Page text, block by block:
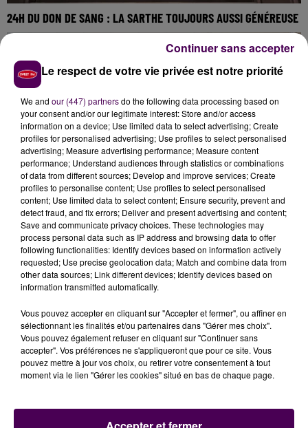
24H DU DON DE SANG : LA SARTHE TOUJOURS AUSSI GÉNÉREUSE
LES 24 HEURES DU DON DE SANG, LES 10 ANS !
SWEET FM VIENT À VOTRE RENCONTRE À BOURGES !
Le respect de votre vie privée est notre priorité
We and our (447) partnersdo the following data processing based on
your consent and/or our legitimate interest: Store and/or access
information on a device; Use limited data to select advertising; Create
profiles for personalised advertising; Use profiles to select personalised
advertising; Measure advertising performance; Measure content
performance; Understand audiences through statistics or combinations
of data from different sources; Develop and improve services; Create
profiles to personalise content; Use profiles to select personalised
content; Use limited data to select content; Ensure security, prevent and
detect fraud, and fix errors; Deliver and present advertising and content;
Save and communicate privacy choices. These technologies may
process personal data such as IP address and browsing data to offer
following functionalities: Identify devices based on information actively
requested; Use precise geolocation data; Match and combine data from
other data sources; Link different devices; Identify devices based on
information transmitted automatically.
Vous pouvez accepter en cliquant sur "Accepter et fermer", ou affiner en
sélectionnant les finalités et/ou partenaires dans "Gérer mes choix".
Vous pouvez également refuser en cliquant sur "Continuer sans
accepter". Vos préférences ne s'appliqueront que pour ce site. Vous
pouvez mettre à jour vos choix, ou retirer votre consentement à tout
moment via le lien "Gérer les cookies" situé en bas de chaque page.
Continuer sans accepter